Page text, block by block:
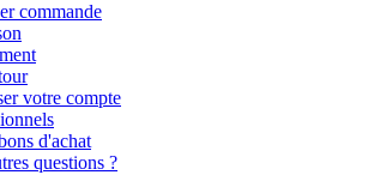
commande
votre compte
d'achat
questions ?